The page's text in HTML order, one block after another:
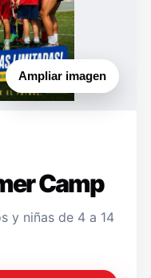
Ampliar imagen
Camp
y niñas de 4 a 14